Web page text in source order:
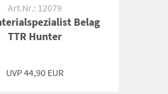
Art.Nr.: 12079
Belag
TTR Hunter
UVP 44,90 EUR